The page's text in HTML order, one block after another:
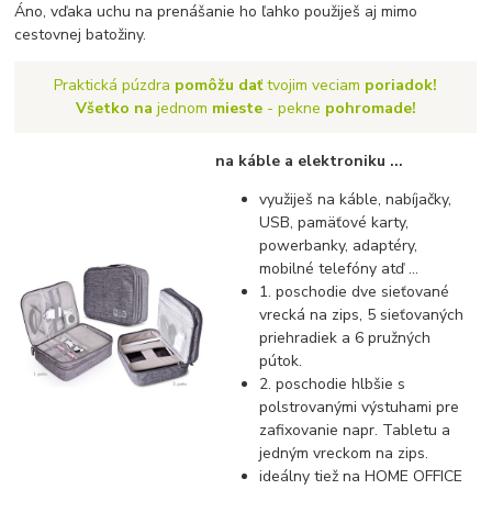
Áno, vďaka uchu na prenášanie ho ľahko použiješ aj mimo
cestovnej batožiny.
Praktická púzdra pomôžu daťtvojim veciam poriadok!
Všetko na jednom mieste- pekne pohromade!
na káble a elektroniku ...
využiješ na káble, nabíjačky,
USB, pamäťové karty,
powerbanky, adaptéry,
mobilné telefóny atď ...
1. poschodie dve sieťované
vrecká na zips, 5 sieťovaných
priehradiek a 6 pružných
pútok.
2. poschodie hlbšie s
polstrovanými výstuhami pre
zafixovanie napr. Tabletu a
jedným vreckom na zips.
ideálny tiež na HOME OFFICE